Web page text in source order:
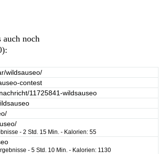
auch noch
wildsauseo/
contest
11725841-wildsauseo
- ‎2 Std. 15 Min. - ‎Kalorien: 55
- ‎5 Std. 10 Min. - ‎Kalorien: 1130